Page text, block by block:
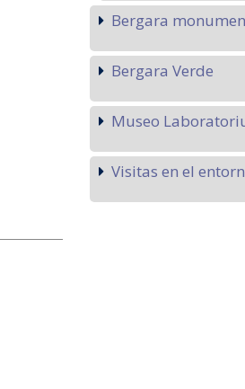
Bergara
Bergara Verde
Museo
Visitas en el